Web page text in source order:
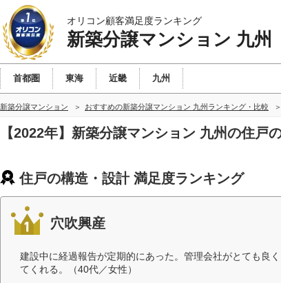
オリコン顧客満足度ランキング
新築分譲マンション 九州
首都圏 東海 近畿 九州
新築分譲マンション おすすめの新築分譲マンション 九州ランキング・比較
【2022年】新築分譲マンション 九州の住戸
住戸の構造・設計 満足度ランキング
穴吹興産
建設中に経過報告が定期的にあった。管理会社がとても良
てくれる。（40代／女性）